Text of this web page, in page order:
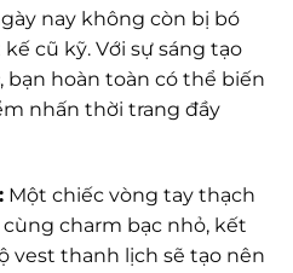
nay không còn bị bó
cũ kỹ. Với sự sáng tạo
, bạn hoàn toàn có thể biến
nhấn thời trang đầy
Một chiếc vòng tay thạch
charm bạc nhỏ, kết
vest thanh lịch sẽ tạo nên